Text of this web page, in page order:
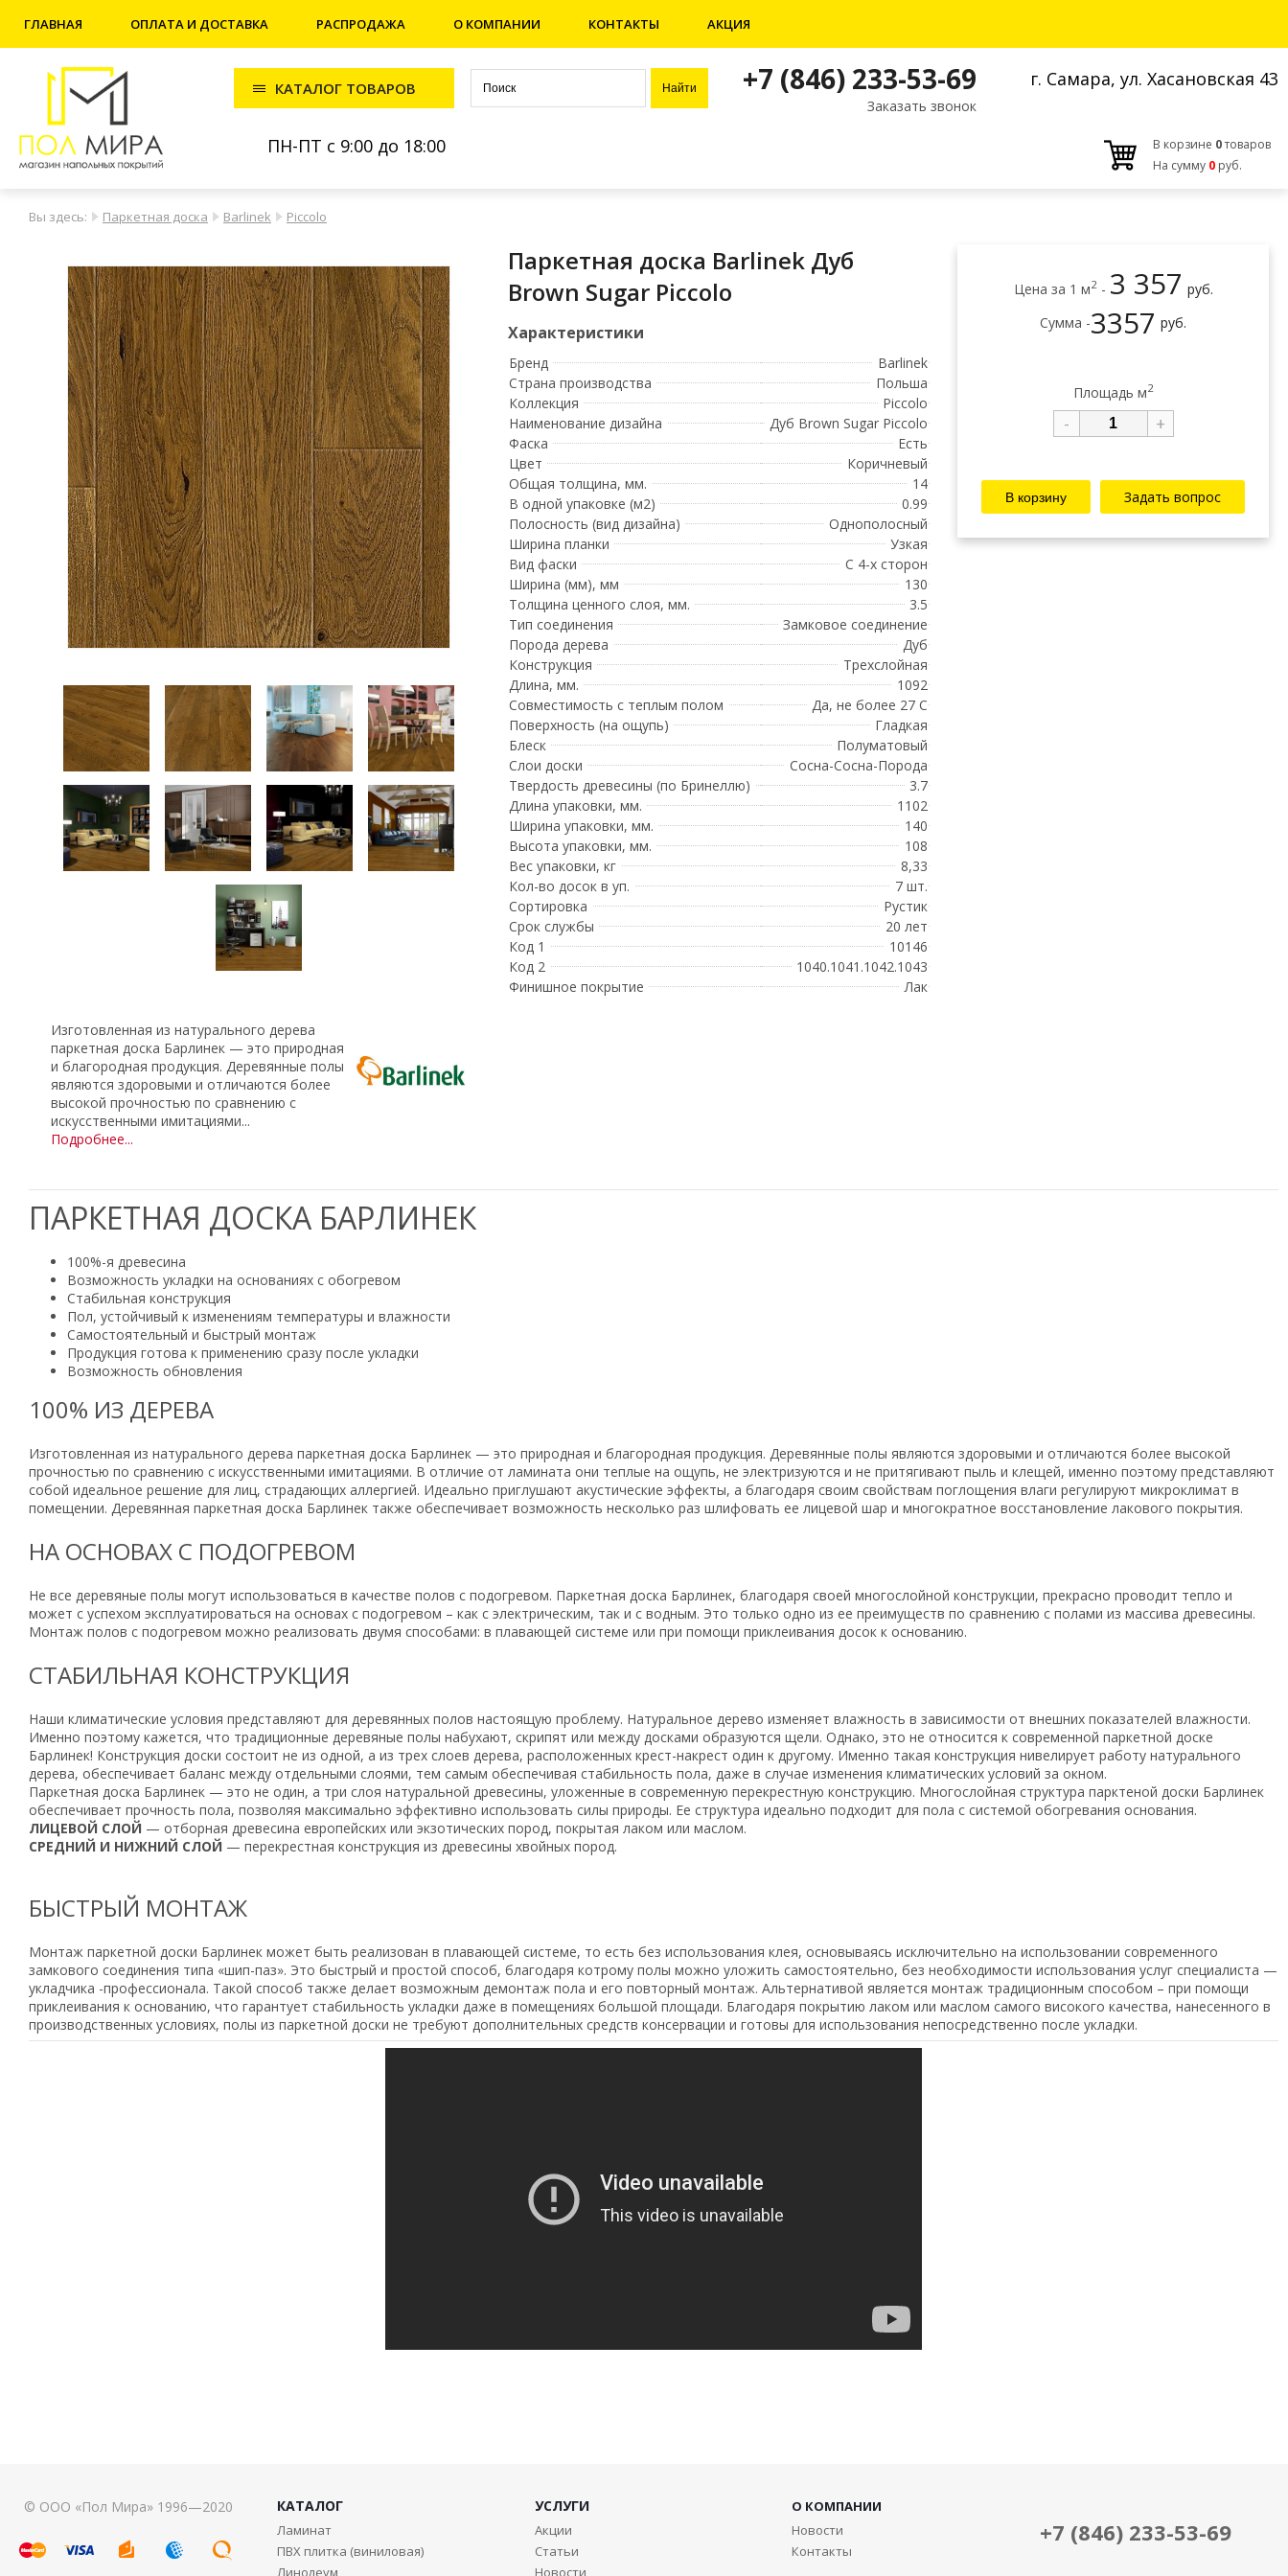
ГЛАВНАЯ ОПЛАТА И ДОСТАВКА РАСПРОДАЖА О КОМПАНИИ КОНТАКТЫ АКЦИЯ
КАТАЛОГ ТОВАРОВ +7 (846) 233-53-69
Заказать звонок
г. Самара, ул. Хасановская 43
ПН-ПТ с 9:00 до 18:00 В корзине 0товаров
На сумму 0 руб.
Вы здесь: Паркетная доска Barlinek Piccolo
Изготовленная из натурального дерева
паркетная доска Барлинек — это природная
и благородная продукция. Деревянные полы
являются здоровыми и отличаются более
высокой прочностью по сравнению с
искусственными имитациями...
Подробнее...
Паркетная доска Barlinek Дуб
Brown Sugar Piccolo
Бренд
Barlinek
Страна производства
Польша
Коллекция
Piccolo
Наименование дизайна
Дуб Brown Sugar Piccolo
Фаска
Есть
Цвет
Коричневый
Общая толщина, мм.
14
В одной упаковке (м2)
0.99
Полосность (вид дизайна)
Однополосный
Ширина планки
Узкая
Вид фаски
С 4-х сторон
Ширина (мм), мм
130
Толщина ценного слоя, мм.
3.5
Тип соединения
Замковое соединение
Порода дерева
Дуб
Конструкция
Трехслойная
Длина, мм.
1092
Совместимость с теплым полом
Да, не более 27 С
Поверхность (на ощупь)
Гладкая
Блеск
Полуматовый
Слои доски
Сосна-Сосна-Порода
Твердость древесины (по Бринеллю)
3.7
Длина упаковки, мм.
1102
Ширина упаковки, мм.
140
Высота упаковки, мм.
108
Вес упаковки, кг
8,33
Кол-во досок в уп.
7 шт.
Сортировка
Рустик
Срок службы
20 лет
Код 1
10146
Код 2
1040.1041.1042.1043
Финишное покрытие
Лак
Цена за 1 м2- 3 357 руб.
Сумма -3357 руб.
Площадь м2
- +
Задать вопрос
ПАРКЕТНАЯ ДОСКА БАРЛИНЕК
100%-я древесина
Возможность укладки на основаниях с обогревом
Стабильная конструкция
Пол, устойчивый к изменениям температуры и влажности
Самостоятельный и быстрый монтаж
Продукция готова к применению сразу после укладки
Возможность обновления
100% ИЗ ДЕРЕВА
Изготовленная из натурального дерева паркетная доска Барлинек — это природная и благородная продукция. Деревянные полы являются здоровыми и отличаются более высокой
прочностью по сравнению с искусственными имитациями. В отличие от ламината они теплые на ощупь, не электризуются и не притягивают пыль и клещей, именно поэтому представляют
собой идеальное решение для лиц, страдающих аллергией. Идеально приглушают акустические эффекты, а благодаря своим свойствам поглощения влаги регулируют микроклимат в
помещении. Деревянная паркетная доска Барлинек также обеспечивает возможность несколько раз шлифовать ее лицевой шар и многократное восстановление лакового покрытия.
НА ОСНОВАХ С ПОДОГРЕВОМ
Не все деревяные полы могут использоваться в качестве полов с подогревом. Паркетная доска Барлинек, благодаря своей многослойной конструкции, прекрасно проводит тепло и
может с успехом эксплуатироваться на основах с подогревом – как с электрическим, так и с водным. Это только одно из ее преимуществ по сравнению с полами из массива древесины.
Монтаж полов с подогревом можно реализовать двумя способами: в плавающей системе или при помощи приклеивания досок к основанию.
СТАБИЛЬНАЯ КОНСТРУКЦИЯ
Наши климатические условия представляют для деревянных полов настоящую проблему. Натуральное дерево изменяет влажность в зависимости от внешних показателей влажности.
Именно поэтому кажется, что традиционные деревяные полы набухают, скрипят или между досками образуются щели. Однако, это не относится к современной паркетной доске
Барлинек! Конструкция доски состоит не из одной, а из трех слоев дерева, расположенных крест-накрест один к другому. Именно такая конструкция нивелирует работу натурального
дерева, обеспечивает баланс между отдельными слоями, тем самым обеспечивая стабильность пола, даже в случае изменения климатических условий за окном.
Паркетная доска Барлинек — это не один, а три слоя натуральной древесины, уложенные в современную перекрестную конструкцию. Многослойная структура парктеной доски Барлинек
обеспечивает прочность пола, позволяя максимально эффективно использовать силы природы. Ее структура идеально подходит для пола с системой обогревания основания.
ЛИЦЕВОЙ СЛОЙ — отборная древесина европейских или экзотических пород, покрытая лаком или маслом.
СРЕДНИЙ И НИЖНИЙ СЛОЙ — перекрестная конструкция из древесины хвойных пород.
БЫСТРЫЙ МОНТАЖ
Монтаж паркетной доски Барлинек может быть реализован в плавающей системе, то есть без использования клея, основываясь исключительно на использовании современного
замкового соединения типа «шип-паз». Это быстрый и простой способ, благодаря котрому полы можно уложить самостоятельно, без необходимости использования услуг специалиста —
укладчика -профессионала. Такой способ также делает возможным демонтаж пола и его повторный монтаж. Альтернативой является монтаж традиционным способом – при помощи
приклеивания к основанию, что гарантует стабильность укладки даже в помещениях большой площади. Благодаря покрытию лаком или маслом самого високого качества, нанесенного в
производственных условиях, полы из паркетной доски не требуют дополнительных средств консервации и готовы для использования непосредственно после укладки.
© ООО «Пол Мира» 1996—2020 КАТАЛОГ
Ламинат
ПВХ плитка (виниловая)
Линолеум
УСЛУГИ
Акции
Статьи
Новости
О КОМПАНИИ
Новости
Контакты
+7 (846) 233-53-69